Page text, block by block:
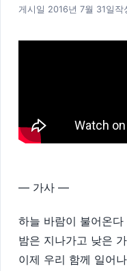
게시일 2016년 7월 31일 작
— 가사 —
하늘 바람이 불어온다
밤은 지나가고 낮은
이제 우리 함께 일어